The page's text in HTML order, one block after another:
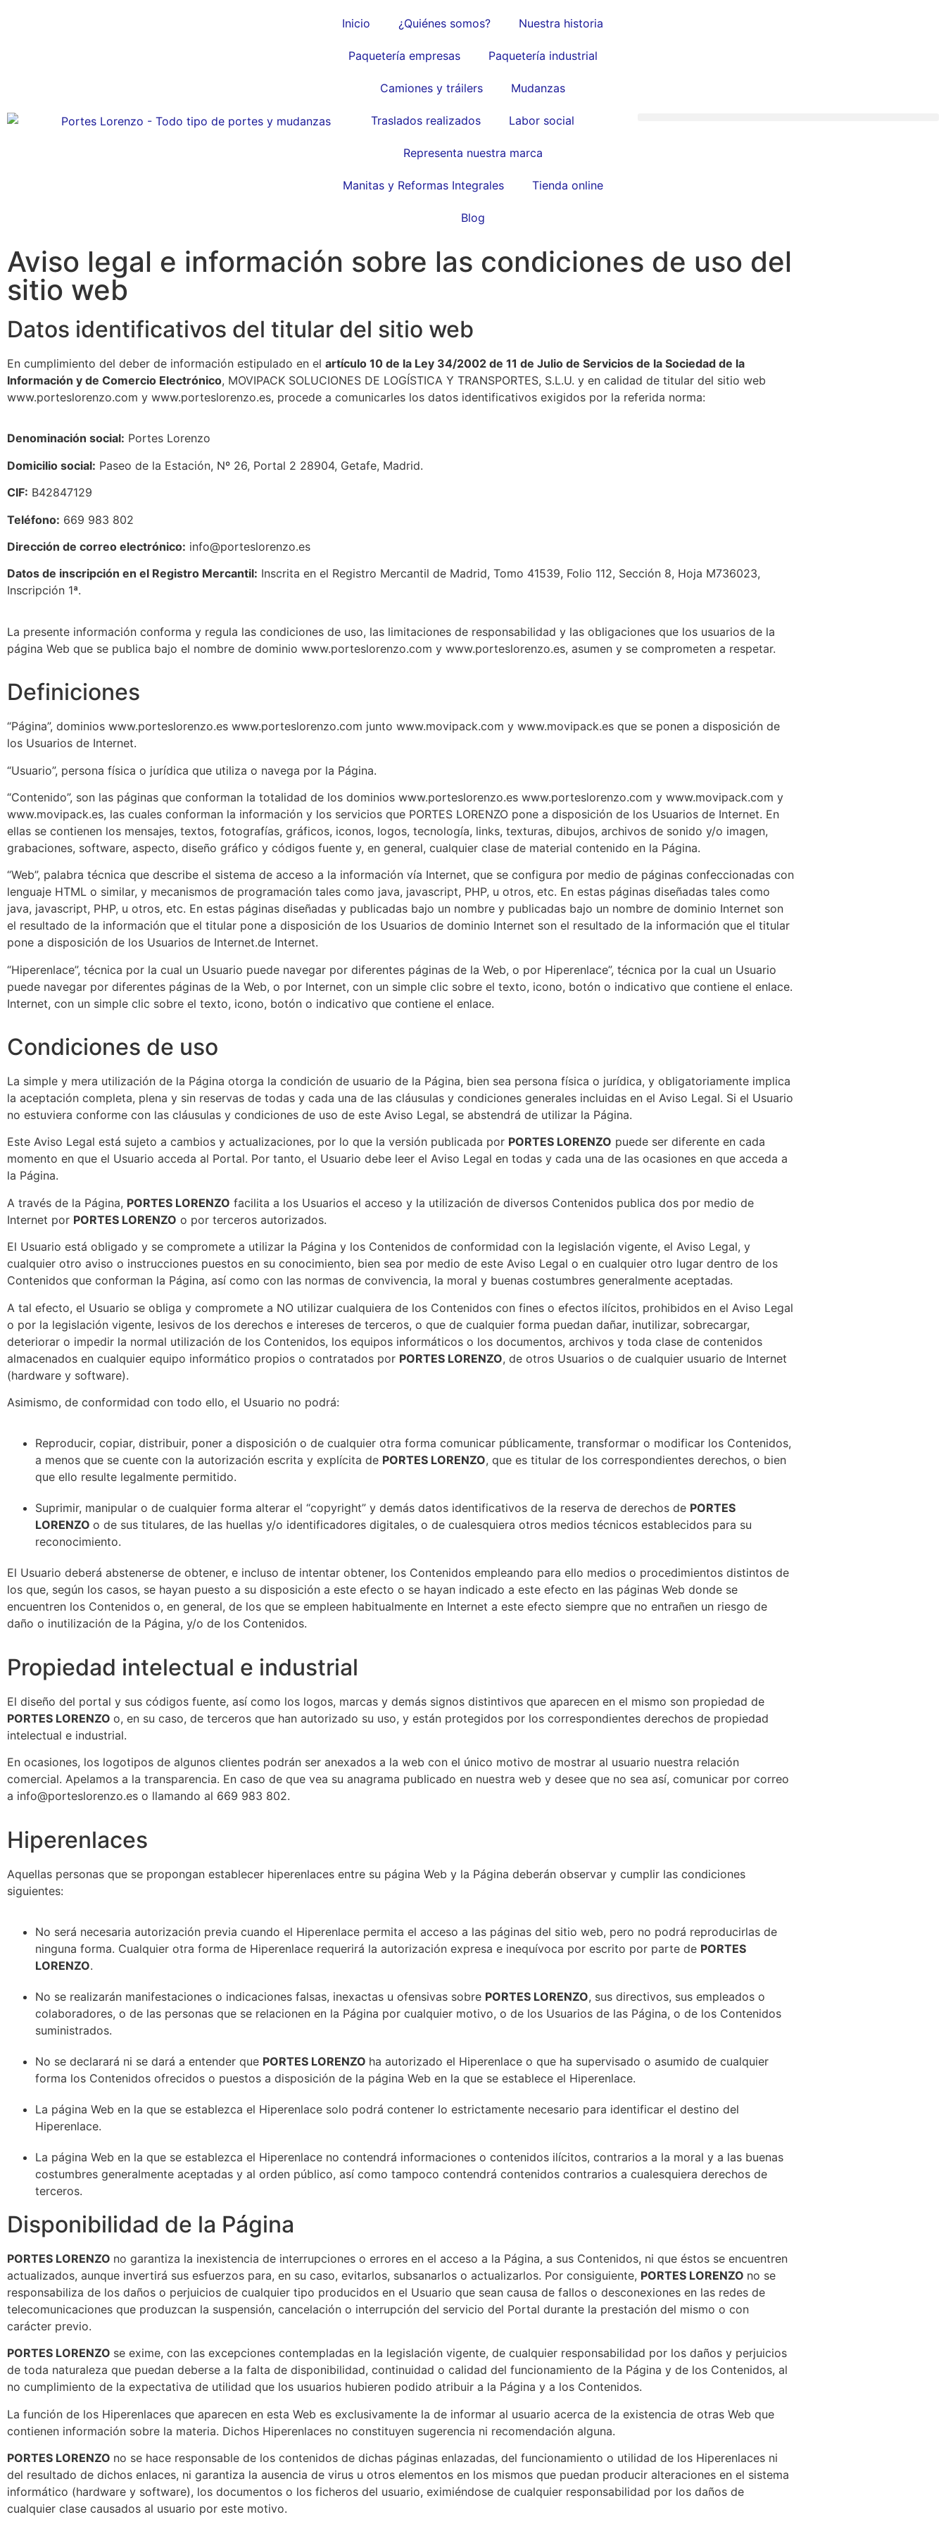
Inicio ¿Quiénes somos? Nuestra historia
Paquetería empresas Paquetería industrial
Camiones y tráilers Mudanzas
Traslados realizados Labor social
Representa nuestra marca
Manitas y Reformas Integrales Tienda online
Blog
Aviso legal e información sobre las condiciones de uso del
sitio web
Datos identificativos del titular del sitio web
En cumplimiento del deber de información estipulado en el artículo 10 de la Ley 34/2002 de 11 de Julio de Servicios de la Sociedad de la
Información y de Comercio Electrónico, MOVIPACK SOLUCIONES DE LOGÍSTICA Y TRANSPORTES, S.L.U. y en calidad de titular del sitio web
www.porteslorenzo.com y www.porteslorenzo.es, procede a comunicarles los datos identificativos exigidos por la referida norma:
Denominación social: Portes Lorenzo
Domicilio social: Paseo de la Estación, Nº 26, Portal 2 28904, Getafe, Madrid.
CIF: B42847129
Teléfono: 669 983 802
Dirección de correo electrónico: info@porteslorenzo.es
Datos de inscripción en el Registro Mercantil: Inscrita en el Registro Mercantil de Madrid, Tomo 41539, Folio 112, Sección 8, Hoja M736023,
Inscripción 1ª.
La presente información conforma y regula las condiciones de uso, las limitaciones de responsabilidad y las obligaciones que los usuarios de la
página Web que se publica bajo el nombre de dominio www.porteslorenzo.com y www.porteslorenzo.es, asumen y se comprometen a respetar.
Definiciones
“Página”, dominios www.porteslorenzo.es www.porteslorenzo.com junto www.movipack.com y www.movipack.es que se ponen a disposición de
los Usuarios de Internet.
“Usuario”, persona física o jurídica que utiliza o navega por la Página.
“Contenido”, son las páginas que conforman la totalidad de los dominios www.porteslorenzo.es www.porteslorenzo.com y www.movipack.com y
www.movipack.es, las cuales conforman la información y los servicios que PORTES LORENZO pone a disposición de los Usuarios de Internet. En
ellas se contienen los mensajes, textos, fotografías, gráficos, iconos, logos, tecnología, links, texturas, dibujos, archivos de sonido y/o imagen,
grabaciones, software, aspecto, diseño gráfico y códigos fuente y, en general, cualquier clase de material contenido en la Página.
“Web”, palabra técnica que describe el sistema de acceso a la información vía Internet, que se configura por medio de páginas confeccionadas con
lenguaje HTML o similar, y mecanismos de programación tales como java, javascript, PHP, u otros, etc. En estas páginas diseñadas tales como
java, javascript, PHP, u otros, etc. En estas páginas diseñadas y publicadas bajo un nombre y publicadas bajo un nombre de dominio Internet son
el resultado de la información que el titular pone a disposición de los Usuarios de dominio Internet son el resultado de la información que el titular
pone a disposición de los Usuarios de Internet.de Internet.
“Hiperenlace”, técnica por la cual un Usuario puede navegar por diferentes páginas de la Web, o por Hiperenlace”, técnica por la cual un Usuario
puede navegar por diferentes páginas de la Web, o por Internet, con un simple clic sobre el texto, icono, botón o indicativo que contiene el enlace.
Internet, con un simple clic sobre el texto, icono, botón o indicativo que contiene el enlace.
Condiciones de uso
La simple y mera utilización de la Página otorga la condición de usuario de la Página, bien sea persona física o jurídica, y obligatoriamente implica
la aceptación completa, plena y sin reservas de todas y cada una de las cláusulas y condiciones generales incluidas en el Aviso Legal. Si el Usuario
no estuviera conforme con las cláusulas y condiciones de uso de este Aviso Legal, se abstendrá de utilizar la Página.
Este Aviso Legal está sujeto a cambios y actualizaciones, por lo que la versión publicada por PORTES LORENZO puede ser diferente en cada
momento en que el Usuario acceda al Portal. Por tanto, el Usuario debe leer el Aviso Legal en todas y cada una de las ocasiones en que acceda a
la Página.
A través de la Página, PORTES LORENZO facilita a los Usuarios el acceso y la utilización de diversos Contenidos publica dos por medio de
Internet por PORTES LORENZO o por terceros autorizados.
El Usuario está obligado y se compromete a utilizar la Página y los Contenidos de conformidad con la legislación vigente, el Aviso Legal, y
cualquier otro aviso o instrucciones puestos en su conocimiento, bien sea por medio de este Aviso Legal o en cualquier otro lugar dentro de los
Contenidos que conforman la Página, así como con las normas de convivencia, la moral y buenas costumbres generalmente aceptadas.
A tal efecto, el Usuario se obliga y compromete a NO utilizar cualquiera de los Contenidos con fines o efectos ilícitos, prohibidos en el Aviso Legal
o por la legislación vigente, lesivos de los derechos e intereses de terceros, o que de cualquier forma puedan dañar, inutilizar, sobrecargar,
deteriorar o impedir la normal utilización de los Contenidos, los equipos informáticos o los documentos, archivos y toda clase de contenidos
almacenados en cualquier equipo informático propios o contratados por PORTES LORENZO, de otros Usuarios o de cualquier usuario de Internet
(hardware y software).
Asimismo, de conformidad con todo ello, el Usuario no podrá:
Reproducir, copiar, distribuir, poner a disposición o de cualquier otra forma comunicar públicamente, transformar o modificar los Contenidos,
a menos que se cuente con la autorización escrita y explícita de PORTES LORENZO, que es titular de los correspondientes derechos, o bien
que ello resulte legalmente permitido.
Suprimir, manipular o de cualquier forma alterar el “copyright” y demás datos identificativos de la reserva de derechos de PORTES
LORENZO o de sus titulares, de las huellas y/o identificadores digitales, o de cualesquiera otros medios técnicos establecidos para su
reconocimiento.
El Usuario deberá abstenerse de obtener, e incluso de intentar obtener, los Contenidos empleando para ello medios o procedimientos distintos de
los que, según los casos, se hayan puesto a su disposición a este efecto o se hayan indicado a este efecto en las páginas Web donde se
encuentren los Contenidos o, en general, de los que se empleen habitualmente en Internet a este efecto siempre que no entrañen un riesgo de
daño o inutilización de la Página, y/o de los Contenidos.
Propiedad intelectual e industrial
El diseño del portal y sus códigos fuente, así como los logos, marcas y demás signos distintivos que aparecen en el mismo son propiedad de
PORTES LORENZO o, en su caso, de terceros que han autorizado su uso, y están protegidos por los correspondientes derechos de propiedad
intelectual e industrial.
En ocasiones, los logotipos de algunos clientes podrán ser anexados a la web con el único motivo de mostrar al usuario nuestra relación
comercial. Apelamos a la transparencia. En caso de que vea su anagrama publicado en nuestra web y desee que no sea así, comunicar por correo
a info@porteslorenzo.es o llamando al 669 983 802.
Hiperenlaces
Aquellas personas que se propongan establecer hiperenlaces entre su página Web y la Página deberán observar y cumplir las condiciones
siguientes:
No será necesaria autorización previa cuando el Hiperenlace permita el acceso a las páginas del sitio web, pero no podrá reproducirlas de
ninguna forma. Cualquier otra forma de Hiperenlace requerirá la autorización expresa e inequívoca por escrito por parte de PORTES
LORENZO.
No se realizarán manifestaciones o indicaciones falsas, inexactas u ofensivas sobre PORTES LORENZO, sus directivos, sus empleados o
colaboradores, o de las personas que se relacionen en la Página por cualquier motivo, o de los Usuarios de las Página, o de los Contenidos
suministrados.
No se declarará ni se dará a entender que PORTES LORENZO ha autorizado el Hiperenlace o que ha supervisado o asumido de cualquier
forma los Contenidos ofrecidos o puestos a disposición de la página Web en la que se establece el Hiperenlace.
La página Web en la que se establezca el Hiperenlace solo podrá contener lo estrictamente necesario para identificar el destino del
Hiperenlace.
La página Web en la que se establezca el Hiperenlace no contendrá informaciones o contenidos ilícitos, contrarios a la moral y a las buenas
costumbres generalmente aceptadas y al orden público, así como tampoco contendrá contenidos contrarios a cualesquiera derechos de
terceros.
Disponibilidad de la Página
PORTES LORENZO no garantiza la inexistencia de interrupciones o errores en el acceso a la Página, a sus Contenidos, ni que éstos se encuentren
actualizados, aunque invertirá sus esfuerzos para, en su caso, evitarlos, subsanarlos o actualizarlos. Por consiguiente, PORTES LORENZO no se
responsabiliza de los daños o perjuicios de cualquier tipo producidos en el Usuario que sean causa de fallos o desconexiones en las redes de
telecomunicaciones que produzcan la suspensión, cancelación o interrupción del servicio del Portal durante la prestación del mismo o con
carácter previo.
PORTES LORENZO se exime, con las excepciones contempladas en la legislación vigente, de cualquier responsabilidad por los daños y perjuicios
de toda naturaleza que puedan deberse a la falta de disponibilidad, continuidad o calidad del funcionamiento de la Página y de los Contenidos, al
no cumplimiento de la expectativa de utilidad que los usuarios hubieren podido atribuir a la Página y a los Contenidos.
La función de los Hiperenlaces que aparecen en esta Web es exclusivamente la de informar al usuario acerca de la existencia de otras Web que
contienen información sobre la materia. Dichos Hiperenlaces no constituyen sugerencia ni recomendación alguna.
PORTES LORENZO no se hace responsable de los contenidos de dichas páginas enlazadas, del funcionamiento o utilidad de los Hiperenlaces ni
del resultado de dichos enlaces, ni garantiza la ausencia de virus u otros elementos en los mismos que puedan producir alteraciones en el sistema
informático (hardware y software), los documentos o los ficheros del usuario, eximiéndose de cualquier responsabilidad por los daños de
cualquier clase causados al usuario por este motivo.